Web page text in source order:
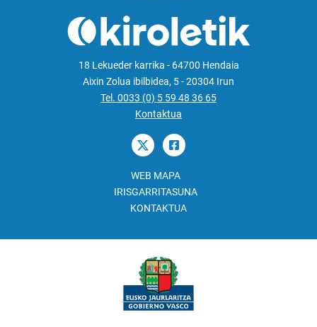
18 Lekueder karrika - 64700 Hendaia
Aixin Zolua ibilbidea, 5 - 20304 Irun
Tel. 0033 (0) 5 59 48 36 65
Kontaktua
WEB MAPA
IRISGARRITASUNA
KONTAKTUA